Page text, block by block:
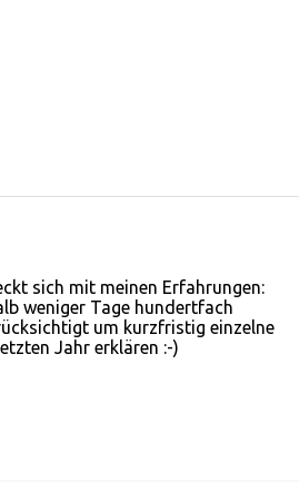
sich mit meinen Erfahrungen:
weniger Tage hundertfach
um kurzfristig einzelne
Jahr erklären :-)